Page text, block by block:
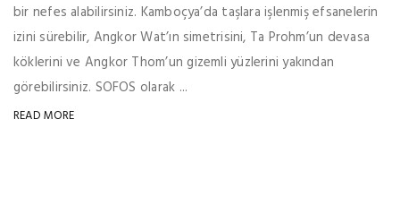
bir nefes alabilirsiniz. Kamboçya’da taşlara işlenmiş efsanelerin
izini sürebilir, Angkor Wat’ın simetrisini, Ta Prohm’un devasa
köklerini ve Angkor Thom’un gizemli yüzlerini yakından
görebilirsiniz. SOFOS olarak ...
READ MORE